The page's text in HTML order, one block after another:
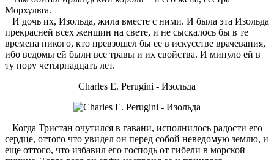
Морхульта.
И дочь их, Изольда, жила вместе с ними. И была эта Изольда
прекрасней всех женщин на свете, и не сыскалось бы в те
времена никого, кто превзошел бы ее в искусстве врачевания,
ибо ведомы ей были все травы и их свойства. И минуло ей в
ту пору четырнадцать лет.
Charles E. Perugini - Изольда
Когда Тристан очутился в гавани, исполнилось радости его
сердце, оттого что увидел он перед собой неведомую землю, и
еще оттого, что избавил его господь от гибели в морской